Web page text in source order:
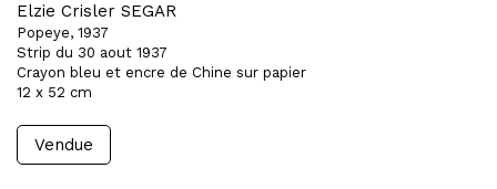
Elzie Crisler SEGAR
Popeye, 1937
Strip du 30 aout 1937
Crayon bleu et encre de Chine sur papier
12 x 52 cm
Vendue